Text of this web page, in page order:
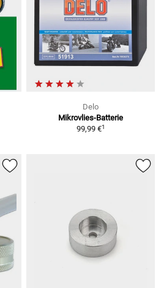
Delo
Mikrovlies-Batterie
99,99 €1